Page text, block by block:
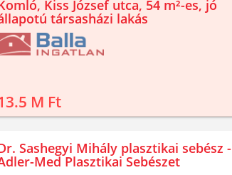
Kiss József utca, 54 m²-es, jó
társasházi lakás
M Ft
Sashegyi Mihály plasztikai sebész -
Med Plasztikai Sebészet